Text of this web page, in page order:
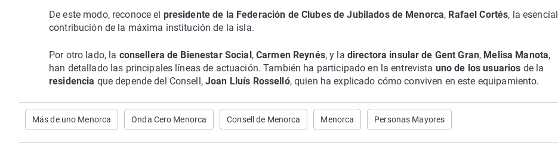
De este modo, reconoce el presidente de la Federación de Clubes de Jubilados de Menorca, Rafael Cortés, la esencial
contribución de la máxima institución de la isla.
Por otro lado, la consellera de Bienestar Social,Carmen Reynés, y la directora insular de Gent Gran, Melisa Manota,
han detallado las principales líneas de actuación. También ha participado en la entrevista uno de los usuarios de la
residencia que depende del Consell,Joan Lluís Rosselló, quien ha explicado cómo conviven en este equipamiento.
Más de uno Menorca Onda Cero Menorca Consell de Menorca Menorca Personas Mayores